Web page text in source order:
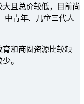
且总价较低，目前尚
中青年、儿童三代人
和商圈资源比较缺
。